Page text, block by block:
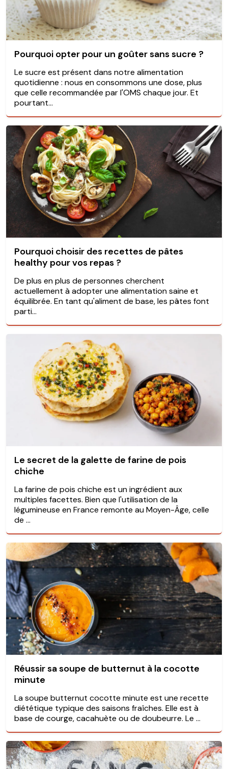
Pourquoi opter pour un goûter sans sucre ?
Le sucre est présent dans notre alimentation
quotidienne : nous en consommons une dose, plus
que celle recommandée par l'OMS chaque jour. Et
pourtant...
Pourquoi choisir des recettes de pâtes
healthy pour vos repas ?
De plus en plus de personnes cherchent
actuellement à adopter une alimentation saine et
équilibrée. En tant qu'aliment de base, les pâtes font
parti...
Le secret de la galette de farine de pois
chiche
La farine de pois chiche est un ingrédient aux
multiples facettes. Bien que l'utilisation de la
légumineuse en France remonte au Moyen-Âge, celle
de ...
Réussir sa soupe de butternut à la cocotte
minute
La soupe butternut cocotte minute est une recette
diététique typique des saisons fraîches. Elle est à
base de courge, cacahuète ou de doubeurre. Le ...